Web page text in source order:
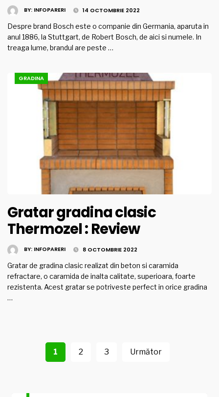
BY: INFOPARERI 14 OCTOMBRIE 2022
Despre brand Bosch este o companie din Germania, aparuta in
anul 1886, la Stuttgart, de Robert Bosch, de aici si numele. In
treaga lume, brandul are peste …
GRADINA
Gratar gradina clasic
Thermozel : Review
BY: INFOPARERI 8 OCTOMBRIE 2022
Gratar de gradina clasic realizat din beton si caramida
refractare, o caramida de inalta calitate, superioara, foarte
rezistenta. Acest gratar se potriveste perfect in orice gradina
…
articole
1 2 3 Următor